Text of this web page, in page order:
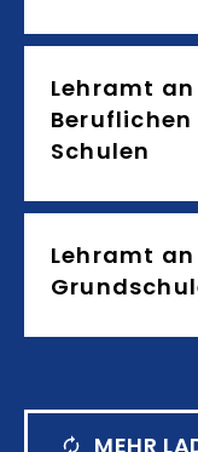
Lehramt an
Beruflichen
Schulen
Lehramt
MEHR